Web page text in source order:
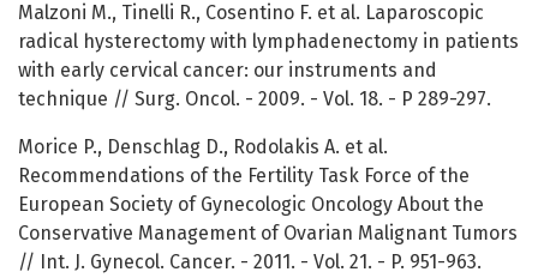
Malzoni M., Tinelli R., Cosentino F. et al. Laparoscopic
radical hysterectomy with lymphadenectomy in patients
with early cervical cancer: our instruments and
technique // Surg. Oncol. - 2009. - Vol. 18. - P 289-297.
Morice P., Denschlag D., Rodolakis A. et al.
Recommendations of the Fertility Task Force of the
European Society of Gynecologic Oncology About the
Conservative Management of Ovarian Malignant Tumors
// Int. J. Gynecol. Cancer. - 2011. - Vol. 21. - P. 951-963.